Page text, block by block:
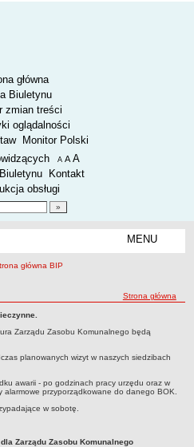
główna
Biuletynu
zmian treści
oglądalności
Monitor Polski
A pomniejsz czcionkę
A standardowy rozmiar czcionki
A
Kontakt
obsługi
MENU
SPRAW
Komunalnego
ścieżka nawigacji
Strona główna
Zarządu Zasobu Komunalnego będą
planowanych wizyt w naszych siedzibach
awarii - po godzinach pracy urzędu oraz w
przyporządkowane do danego BOK.
w sobotę.
Zarządu Zasobu Komunalnego